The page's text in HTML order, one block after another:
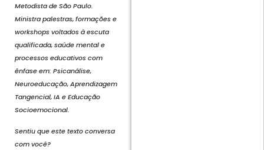
Metodista de São Paulo.
Ministra palestras, formações e
workshops voltados à escuta
qualificada, saúde mental e
processos educativos com
ênfase em: Psicanálise,
Neuroeducação, Aprendizagem
Tangencial, IA e Educação
Socioemocional.
Sentiu que este texto conversa
com você?